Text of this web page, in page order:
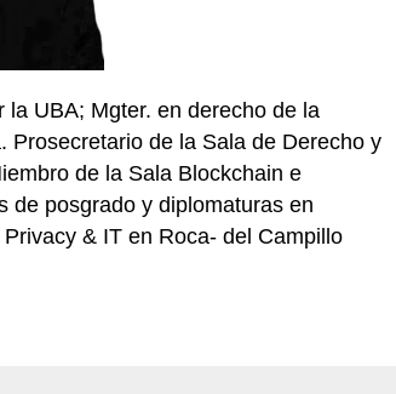
UBA; Mgter. en derecho de la
Prosecretario de la Sala de Derecho y
de la Sala Blockchain e
de posgrado y diplomaturas en
& IT en Roca- del Campillo